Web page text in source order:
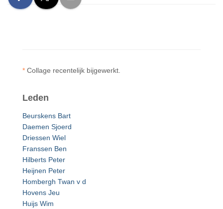
* Collage recentelijk bijgewerkt.
Leden
Beurskens Bart
Daemen Sjoerd
Driessen Wiel
Franssen Ben
Hilberts Peter
Heijnen Peter
Hombergh Twan v d
Hovens Jeu
Huijs Wim